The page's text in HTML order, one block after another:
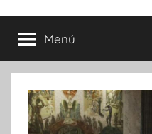
Sahara
Noticias
Menú